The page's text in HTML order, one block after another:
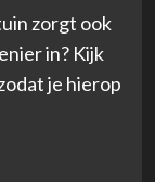
zorgt ook
in? Kijk
je hierop